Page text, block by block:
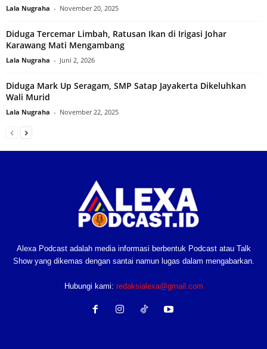
Lala Nugraha - November 20, 2025
Diduga Tercemar Limbah, Ratusan Ikan di Irigasi Johar
Karawang Mati Mengambang
Lala Nugraha - Juni 2, 2026
Diduga Mark Up Seragam, SMP Satap Jayakerta Dikeluhkan
Wali Murid‎
Lala Nugraha - November 22, 2025
Alexa Podcast adalah media informasi berbentuk Podcast atau Talk
Show yang dikemas dengan santai namun lugas dalam mengabarkan.
Hubungi kami: redaksialexa@gmail.com